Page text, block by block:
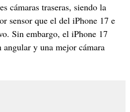
cámaras traseras, siendo la
sensor que el del iPhone 17 e
Sin embargo, el iPhone 17
y una mejor cámara